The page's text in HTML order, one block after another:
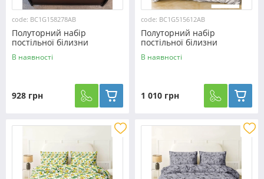
code: BC1G158278AB
Полуторний набір
постільної білизни
150*220 із Бязі "Gold"
№158278AB Черешенка™
В наявності
928 грн
code: BC1G515612AB
Полуторний набір
постільної білизни
150*220 із Бязі "Gold"
№515612AB Черешенька™
В наявності
1 010 грн